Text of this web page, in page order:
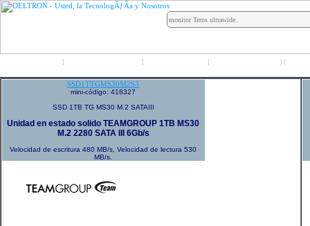
| | | | |
SSD1TTGMS30M2S3
mini-código: 418327
SSD 1TB TG MS30 M.2 SATAIII
Unidad en estado solido TEAMGROUP 1TB MS30
M.2 2280 SATA III 6Gb/s
Velocidad de escritura 480 MB/s, Velocidad de lectura 530
MB/s.